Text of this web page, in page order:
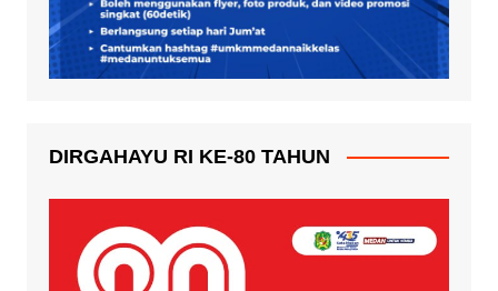
DIRGAHAYU RI KE-80 TAHUN